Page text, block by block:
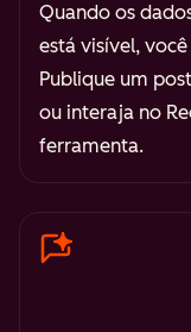
Quando os
está visível,
Publique um
ou interaja no
ferramenta.